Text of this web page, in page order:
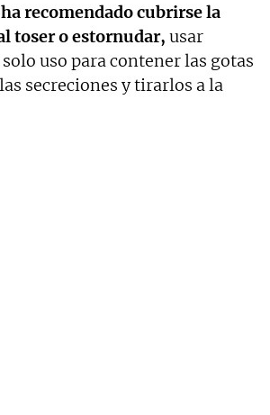
recomendado cubrirse la
toser o estornudar, usar
uso para contener las gotas
secreciones y tirarlos a la